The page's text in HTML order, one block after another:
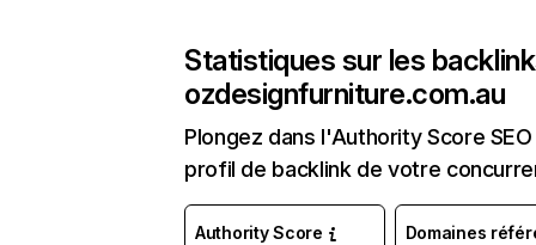
Statistiques sur les
ozdesignfurniture.com.au
Plongez dans l'Authority Score
profil de backlink de votre
Authority Score Domaines